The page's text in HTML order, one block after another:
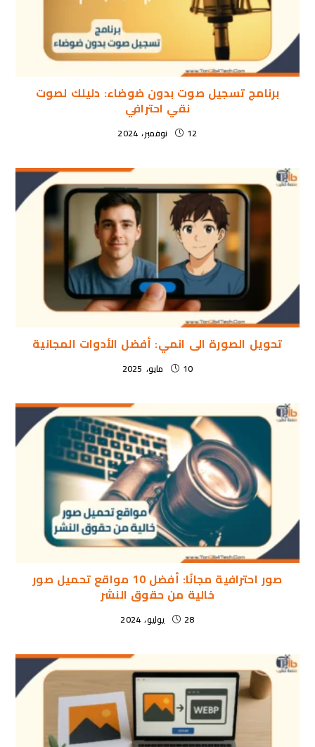
برنامج تسجيل صوت بدون ضوضاء: دليلك لصوت
نقي احترافي
12 نوفمبر، 2024
تحويل الصورة الى انمي: أفضل الأدوات المجانية
10 مايو، 2025
صور احترافية مجانًا: أفضل 10 مواقع تحميل صور
خالية من حقوق النشر
28 يوليو، 2024